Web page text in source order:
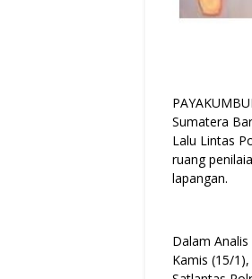
Sumatera
Lalu Lintas
ruang
lapangan.
Dalam
Kamis (15/